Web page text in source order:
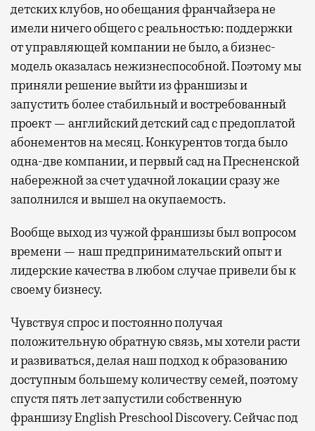
детских клубов, но обещания франчайзера не
имели ничего общего с реальностью: поддержки
от управляющей компании не было, а бизнес-
модель оказалась нежизнеспособной. Поэтому мы
приняли решение выйти из франшизы и
запустить более стабильный и востребованный
проект — английский детский сад с предоплатой
абонементов на месяц. Конкурентов тогда было
одна-две компании, и первый сад на Пресненской
набережной за счет удачной локации сразу же
заполнился и вышел на окупаемость.
Вообще выход из чужой франшизы был вопросом
времени — наш предпринимательский опыт и
лидерские качества в любом случае привели бы к
своему бизнесу.
Чувствуя спрос и постоянно получая
положительную обратную связь, мы хотели расти
и развиваться, делая наш подход к образованию
доступным большему количеству семей, поэтому
спустя пять лет запустили собственную
франшизу English Preschool Discovery. Сейчас под